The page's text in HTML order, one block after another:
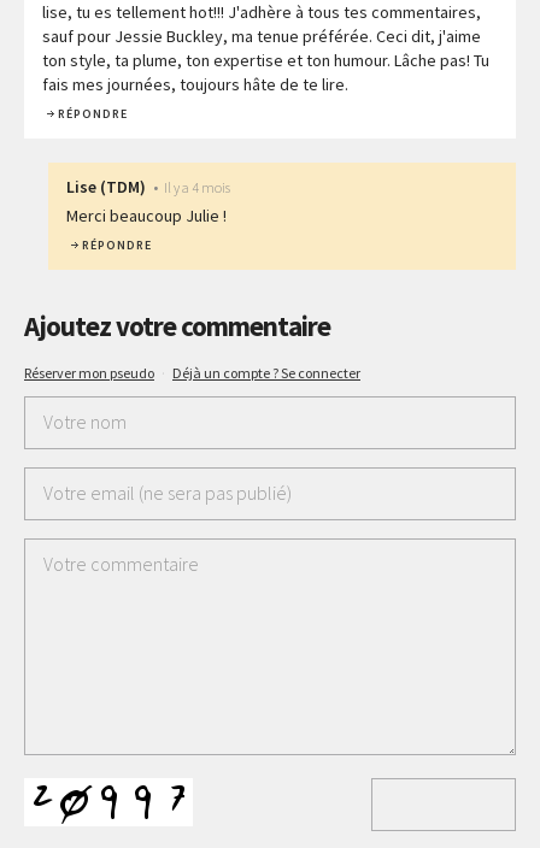
lise, tu es tellement hot!!! J'adhère à tous tes commentaires,
sauf pour Jessie Buckley, ma tenue préférée. Ceci dit, j'aime
ton style, ta plume, ton expertise et ton humour. Lâche pas! Tu
fais mes journées, toujours hâte de te lire.
RÉPONDRE
Lise (TDM) • Il y a 4 mois
Merci beaucoup Julie !
RÉPONDRE
Ajoutez votre commentaire
Réserver mon pseudo · Déjà un compte ? Se connecter